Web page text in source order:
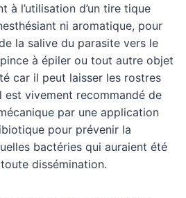
à l’utilisation d’un tire tique
ni aromatique, pour
la salive du parasite vers le
à épiler ou tout autre objet
car il peut laisser les rostres
est vivement recommandé de
par une application
pour prévenir la
bactéries qui auraient été
dissémination.